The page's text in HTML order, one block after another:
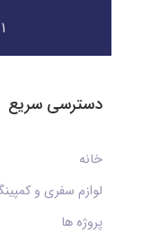
دسترسی سریع
خانه
لوازم سفری و
پروژه ها